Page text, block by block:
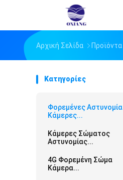
Αρχική Σελίδα Προϊόντα
Κατηγορίες
Φορεμένες Αστυνομία
Κάμερες...
Κάμερες Σώματος
Αστυνομίας...
4G Φορεμένη Σώμα
Κάμερα...